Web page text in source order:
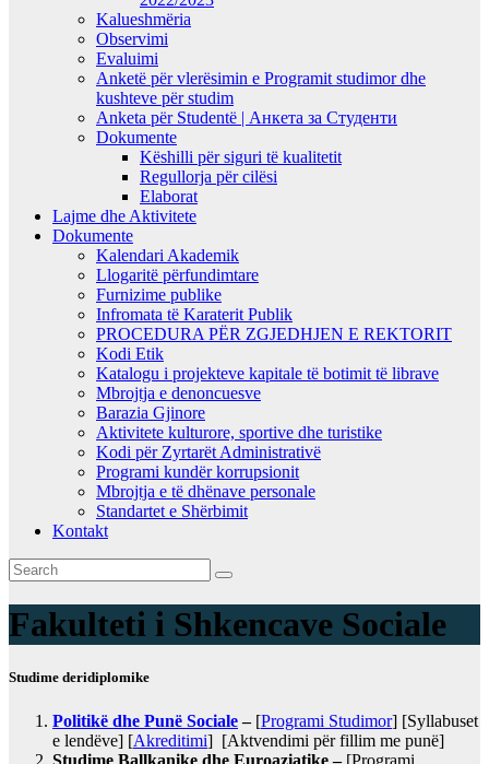
Kalueshmëria
Observimi
Evaluimi
Anketë për vlerësimin e Programit studimor dhe
kushteve për studim
Anketa për Studentë | Анкета за Студенти
Dokumente
Këshilli për siguri të kualitetit
Regullorja për cilësi
Elaborat
Lajme dhe Aktivitete
Dokumente
Kalendari Akademik
Llogaritë përfundimtare
Furnizime publike
Infromata të Karaterit Publik
PROCEDURA PËR ZGJEDHJEN E REKTORIT
Kodi Etik
Katalogu i projekteve kapitale të botimit të librave
Mbrojtja e denoncuesve
Barazia Gjinore
Aktivitete kulturore, sportive dhe turistike
Kodi për Zyrtarët Administrativë
Programi kundër korrupsionit
Mbrojtja e të dhënave personale
Standartet e Shërbimit
Kontakt
Fakulteti i Shkencave Sociale
Studime deridiplomike
Politikё dhe Punё Sociale– [Programi Studimor] [Syllabuset
e lendëve] [Akreditimi] [Aktvendimi për fillim me punë]
Studime Ballkanike dhe Euroaziatike – [Programi